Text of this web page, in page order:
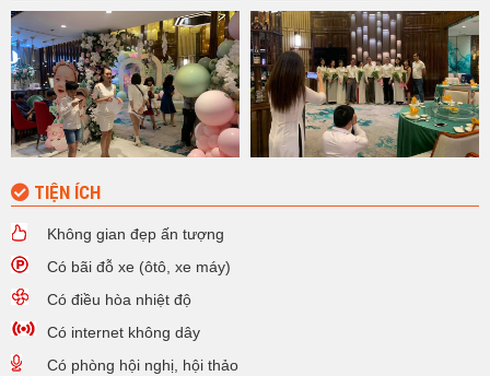
Với những thế mạnh riêng có của mình, chắc chắn,Jade Moonsẽ
là sự lựa chọn lý tưởng và là điểm đến không thể bỏ qua cho Quý
thực khách trong những sự kiện gặp gỡ, giao lưu và thưởng thức
hương vị ẩm thực tuyệt ngon bên bạn bè, đồng nghiệp, đối tác và
cả những người thân yêu trong gia đình tại một trong những nhà
hàng sang trọng bậc nhất của Thủ đô.
TIỆN ÍCH
Không gian đẹp ấn tượng
Có bãi đỗ xe (ôtô, xe máy)
Có điều hòa nhiệt độ
Có internet không dây
Có phòng hội nghị, hội thảo